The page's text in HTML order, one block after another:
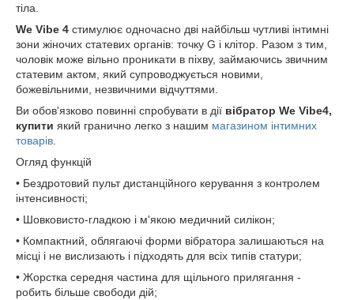
тіла.
We Vibe 4 стимулює одночасно дві найбільш чутливі інтимні
зони жіночих статевих органів: точку G і клітор. Разом з тим,
чоловік може вільно проникати в піхву, займаючись звичним
статевим актом, який супроводжується новими,
божевільними, незвичними відчуттями.
Ви обов'язково повинні спробувати в дії вібратор We Vibe4,
купити який гранично легко з нашим магазином інтимних
товарів
Огляд функцій
• Бездротовий пульт дистанційного керування з контролем
інтенсивності;
• Шовковисто-гладкою і м'якою медичний силікон;
• Компактний, облягаючі форми вібратора залишаються на
місці і не вислизають і підходять для всіх типів статури;
• Жорстка середня частина для щільного прилягання -
робить більше свободи дій;